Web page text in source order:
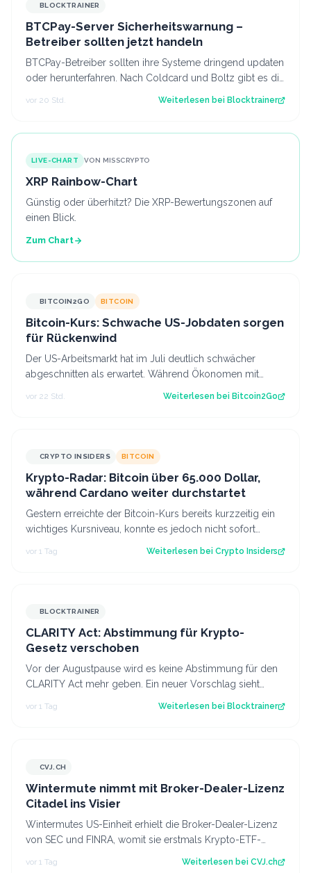
BLOCKTRAINER
BTCPay-Server Sicherheitswarnung –
Betreiber sollten jetzt handeln
BTCPay-Betreiber sollten ihre Systeme dringend updaten
oder herunterfahren. Nach Coldcard und Boltz gibt es die
vor 20 Std. Weiterlesen bei Blocktrainer
LIVE-CHART VON MISSCRYPTO
XRP Rainbow-Chart
Günstig oder überhitzt? Die XRP-Bewertungszonen auf
einen Blick.
Zum Chart
BITCOIN2GO BITCOIN
Bitcoin-Kurs: Schwache US-Jobdaten sorgen
für Rückenwind
Der US-Arbeitsmarkt hat im Juli deutlich schwächer
abgeschnitten als erwartet. Während Ökonomen mit
vor 22 Std. Weiterlesen bei Bitcoin2Go
CRYPTO INSIDERS BITCOIN
Krypto-Radar: Bitcoin über 65.000 Dollar,
während Cardano weiter durchstartet
Gestern erreichte der Bitcoin-Kurs bereits kurzzeitig ein
wichtiges Kursniveau, konnte es jedoch nicht sofort
vor 1 Tag Weiterlesen bei Crypto Insiders
BLOCKTRAINER
CLARITY Act: Abstimmung für Krypto-
Gesetz verschoben
Vor der Augustpause wird es keine Abstimmung für den
CLARITY Act mehr geben. Ein neuer Vorschlag sieht
derweil vor, dass Trump bestimmte Kry…
vor 1 Tag Weiterlesen bei Blocktrainer
CVJ.CHCVJ.CH
Wintermute nimmt mit Broker-Dealer-Lizenz
Citadel ins Visier
Wintermutes US-Einheit erhielt die Broker-Dealer-Lizenz
von SEC und FINRA, womit sie erstmals Krypto-ETF-
vor 1 Tag Weiterlesen bei CVJ.ch